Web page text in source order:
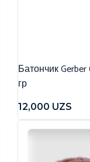
Батончик
гр
12,000 UZS